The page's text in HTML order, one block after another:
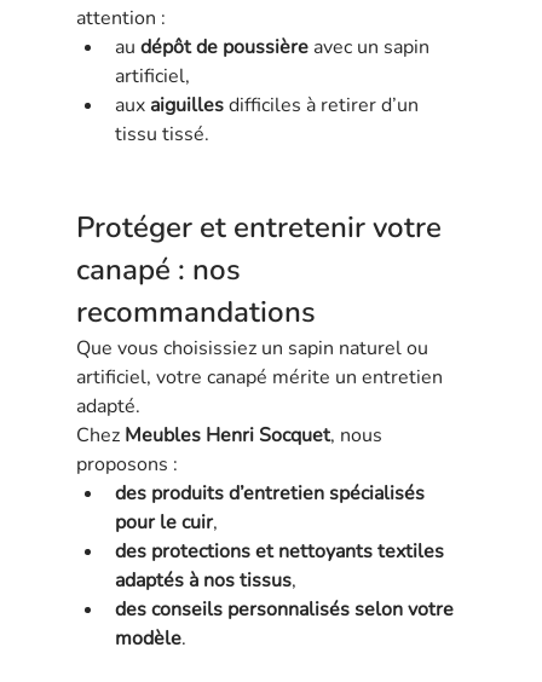
attention :
au dépôt de poussière avec un sapin
artificiel,
aux aiguilles difficiles à retirer d’un
tissu tissé.
Protéger et entretenir votre
canapé : nos
recommandations
Que vous choisissiez un sapin naturel ou
artificiel, votre canapé mérite un entretien
adapté.
Chez Meubles Henri Socquet, nous
proposons :
des produits d’entretien spécialisés
pour le cuir,
des protections et nettoyants textiles
adaptés à nos tissus,
des conseils personnalisés selon votre
modèle.